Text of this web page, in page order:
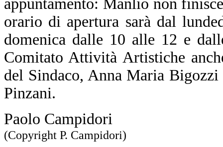
appuntamento: Manlio non
orario di apertura sarà dal
domenica dalle 10 alle 12 e
Comitato Attività Artistiche
del Sindaco, Anna Maria
Pinzani.
Paolo Campidori
(Copyright P. Campidori)